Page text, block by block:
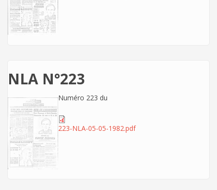
NLA N°223
Numéro 223 du
223-NLA-05-05-1982.pdf